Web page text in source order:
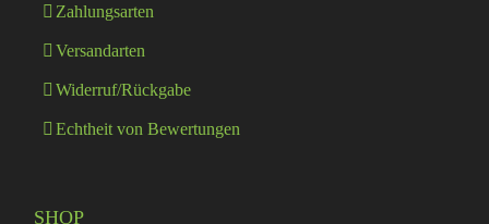
Zahlungsarten
Versandarten
Widerruf/Rückgabe
Echtheit von Bewertungen
SHOP